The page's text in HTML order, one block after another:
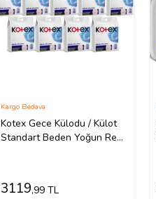
Kotex Gece Külodu / Külot
Standart Beden Yoğun ReGl
Kargo Bedava
3119,99 TL